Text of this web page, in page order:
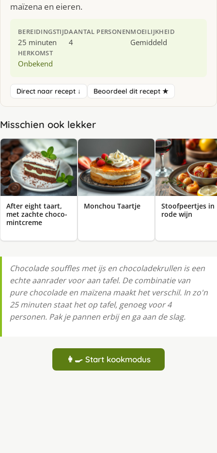
maïzena en eieren.
BEREIDINGSTIJD
25 minuten
AANTAL PERSONEN
4
MOEILIJKHEID
Gemiddeld
HERKOMST
Onbekend
Direct naar recept ↓ Beoordeel dit recept ★
Misschien ook lekker
After eight taart,
met zachte choco-
mintcreme
Monchou Taartje
Stoofpeertjes in
rode wijn
Chocolade souffles met ijs en chocoladekrullen is een
echte aanrader voor aan tafel. De combinatie van
pure chocolade en maïzena maakt het verschil. In zo'n
25 minuten staat het op tafel, genoeg voor 4
personen. Pak je pannen erbij en ga aan de slag.
👩‍🍳 Start kookmodus